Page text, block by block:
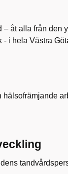
åt alla från den
- i hela Västra